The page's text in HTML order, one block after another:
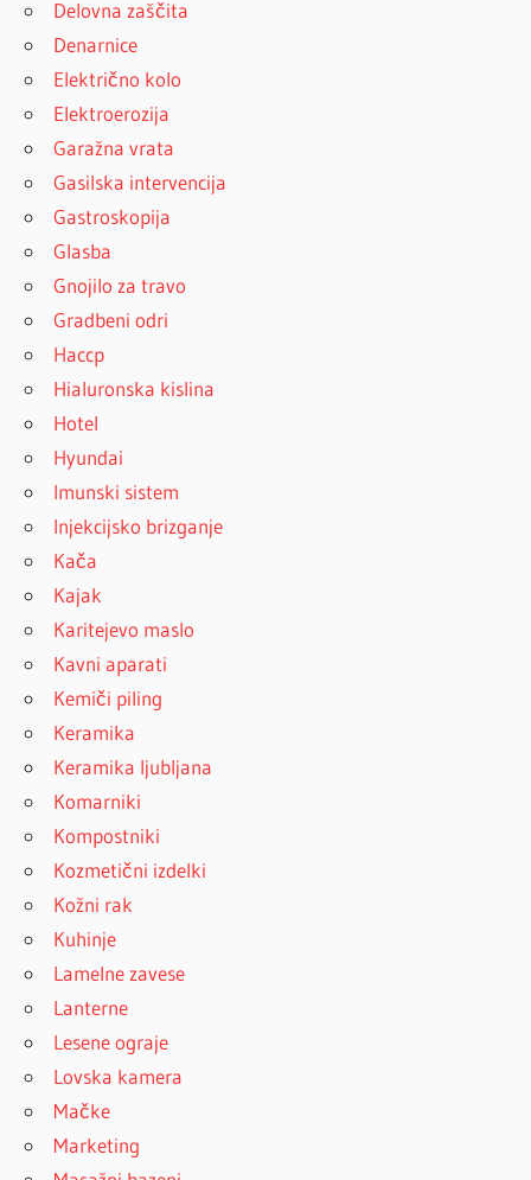
Delovna zaščita
Denarnice
Električno kolo
Elektroerozija
Garažna vrata
Gasilska intervencija
Gastroskopija
Glasba
Gnojilo za travo
Gradbeni odri
Haccp
Hialuronska kislina
Hotel
Hyundai
Imunski sistem
Injekcijsko brizganje
Kača
Kajak
Karitejevo maslo
Kavni aparati
Kemiči piling
Keramika
Keramika ljubljana
Komarniki
Kompostniki
Kozmetični izdelki
Kožni rak
Kuhinje
Lamelne zavese
Lanterne
Lesene ograje
Lovska kamera
Mačke
Marketing